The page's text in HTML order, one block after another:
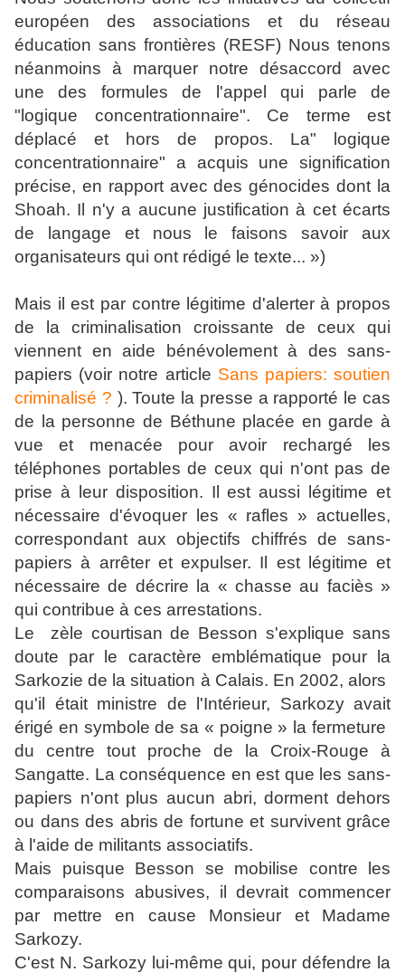
européen des associations et du réseau
éducation sans frontières (RESF) Nous tenons
néanmoins à marquer notre désaccord avec
une des formules de l'appel qui parle de
"logique concentrationnaire". Ce terme est
déplacé et hors de propos. La" logique
concentrationnaire" a acquis une signification
précise, en rapport avec des génocides dont la
Shoah. Il n'y a aucune justification à cet écarts
de langage et nous le faisons savoir aux
organisateurs qui ont rédigé le texte... »)
Mais il est par contre légitime d'alerter à propos
de la criminalisation croissante de ceux qui
viennent en aide bénévolement à des sans-
papiers (voir notre article Sans papiers: soutien
criminalisé ? ). Toute la presse a rapporté le cas
de la personne de Béthune placée en garde à
vue et menacée pour avoir rechargé les
téléphones portables de ceux qui n'ont pas de
prise à leur disposition. Il est aussi légitime et
nécessaire d'évoquer les « rafles » actuelles,
correspondant aux objectifs chiffrés de sans-
papiers à arrêter et expulser. Il est légitime et
nécessaire de décrire la « chasse au faciès »
qui contribue à ces arrestations.
Le zèle courtisan de Besson s'explique sans
doute par le caractère emblématique pour la
Sarkozie de la situation à Calais. En 2002, alors
qu'il était ministre de l'Intérieur, Sarkozy avait
érigé en symbole de sa « poigne » la fermeture
du centre tout proche de la Croix-Rouge à
Sangatte. La conséquence en est que les sans-
papiers n'ont plus aucun abri, dorment dehors
ou dans des abris de fortune et survivent grâce
à l'aide de militants associatifs.
Mais puisque Besson se mobilise contre les
comparaisons abusives, il devrait commencer
par mettre en cause Monsieur et Madame
Sarkozy.
C'est N. Sarkozy lui-même qui, pour défendre la